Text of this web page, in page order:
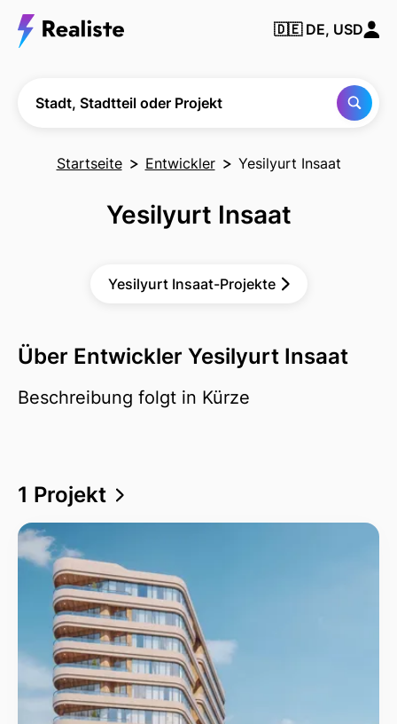
Finden Sie
jede Stadt,
🇩🇪 DE, USD
Stadt, Stadtteil oder Projekt
Startseite Entwickler Yesilyurt Insaat
Yesilyurt Insaat
Yesilyurt Insaat-Projekte
Über Entwickler Yesilyurt Insaat
Beschreibung folgt in Kürze
1 Projekt